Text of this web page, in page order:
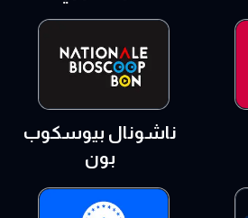
ناشونال بيوسكوب
بون